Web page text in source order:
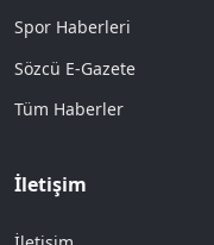
Spor Haberleri
Sözcü E-Gazete
Tüm Haberler
İletişim